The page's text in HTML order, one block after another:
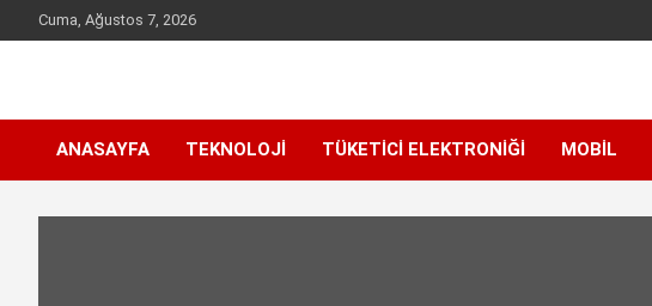
to
Cuma, Ağustos 7, 2026
incelet.com
ANASAYFA TEKNOLOJI TÜKETICI ELEKTRONIĞI MOBIL